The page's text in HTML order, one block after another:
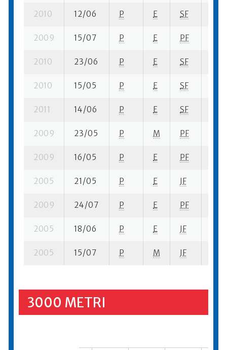
2010 12/06 P E SF
2009 15/07 P E PF
2010 23/06 P E SF
2010 15/05 P E SF
2011 14/06 P E SF
2009 23/05 P M PF
2009 16/05 P E PF
2005 21/05 P E JF
2009 24/07 P E PF
2005 18/06 P E JF
2005 15/07 P M JF
3000 METRI